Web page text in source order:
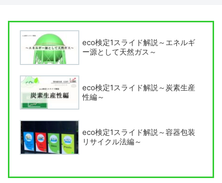
eco検定1スライド解説～エネルギ
ー源として天然ガス～
eco検定1スライド解説～炭素生産
性編～
eco検定1スライド解説～容器包装
リサイクル法編～